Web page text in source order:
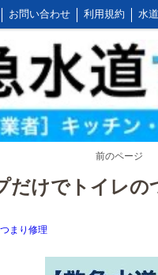
お問い合わせ 利用規約 水
公式LINEアカウント 会社
前のページ
だけでトイレの
まり修理